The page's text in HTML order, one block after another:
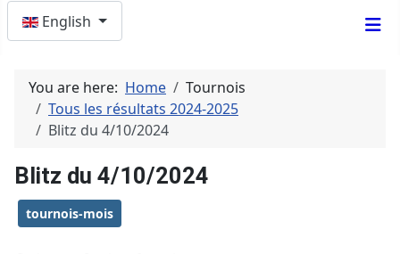
English
You are here: Home
Tournois
Tous les résultats 2024-2025
Blitz du 4/10/2024
Blitz du 4/10/2024
tournois-mois